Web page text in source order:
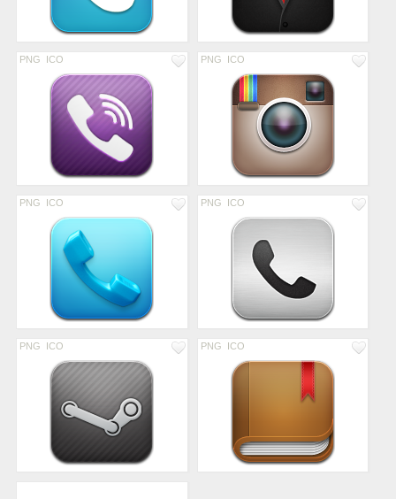
PNG ICO PNG ICO
PNG ICO PNG ICO
PNG ICO PNG ICO